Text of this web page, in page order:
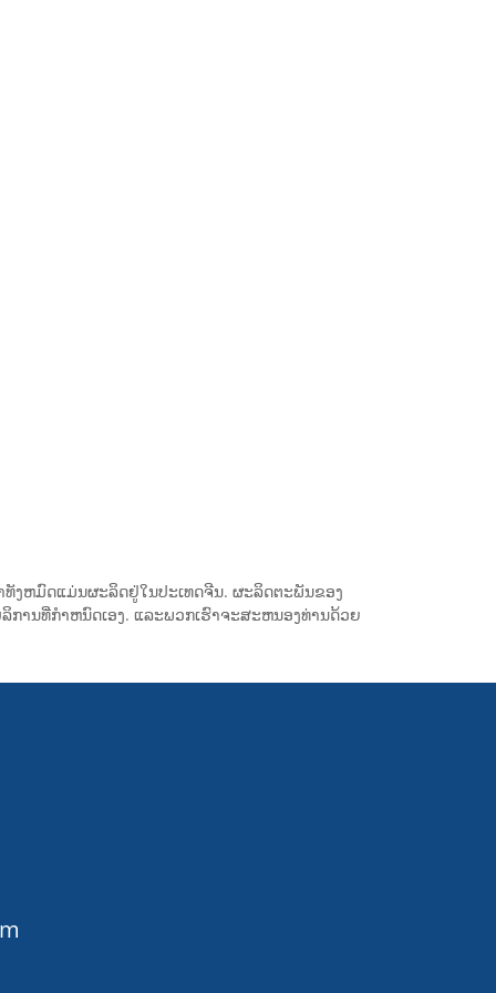
ທັງຫມົດແມ່ນຜະລິດຢູ່ໃນປະເທດຈີນ. ຜະລິດຕະພັນຂອງ
ານທີ່ກໍາຫນົດເອງ. ແລະພວກເຮົາຈະສະຫນອງທ່ານດ້ວຍ